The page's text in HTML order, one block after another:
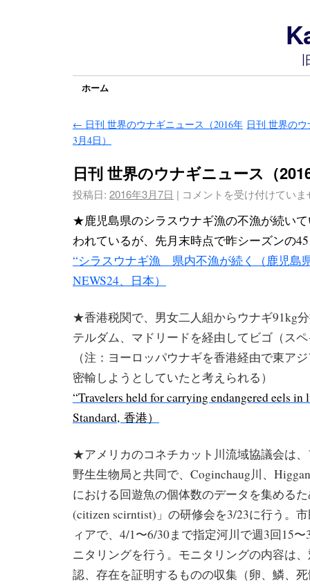
ホーム
← 日刊 世界のウナギニュース（2016年
3月4日）
日刊 世界の
日刊 世界のウナギニュース（
投稿日: 2016年3月7日 | コメントを受け付けていま
★鹿児島県のシラスウナギ漁の不漁が続い
われているが、 先月末時点で昨シーズンの
“シラスウナギ漁 県内不漁が続く（鹿児島
NEWS24、日本）
★香港税関で、男女二人組からウナギ91kg
テルダム、マドリードを経由してビゴ（ス
（注：ヨーロッパウナギを香港経由で東ア
密輸しようとしていたと考えられる）
“Travelers held for carrying endangered eels in
Standard, 香港）
★アメリカのコネチカット川流域協議会は
野生生物局と共同で、Coginchaug川、
における回遊魚の個体数のデータを集める
(citizen scirntist)」の研修会を3/23に行う。
ィアで、4/1〜6/30まで指定河川で週3回15
ニタリングを行う。モニタリングの内容は
認、存在を証明するものの収集（卵、鱗、